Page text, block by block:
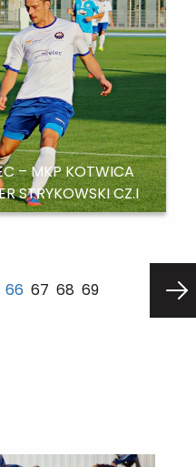
– MKP KOTWICA
STRYKOWSKI CZ.I
66 67 68 69